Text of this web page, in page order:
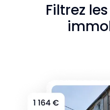
Filtrez